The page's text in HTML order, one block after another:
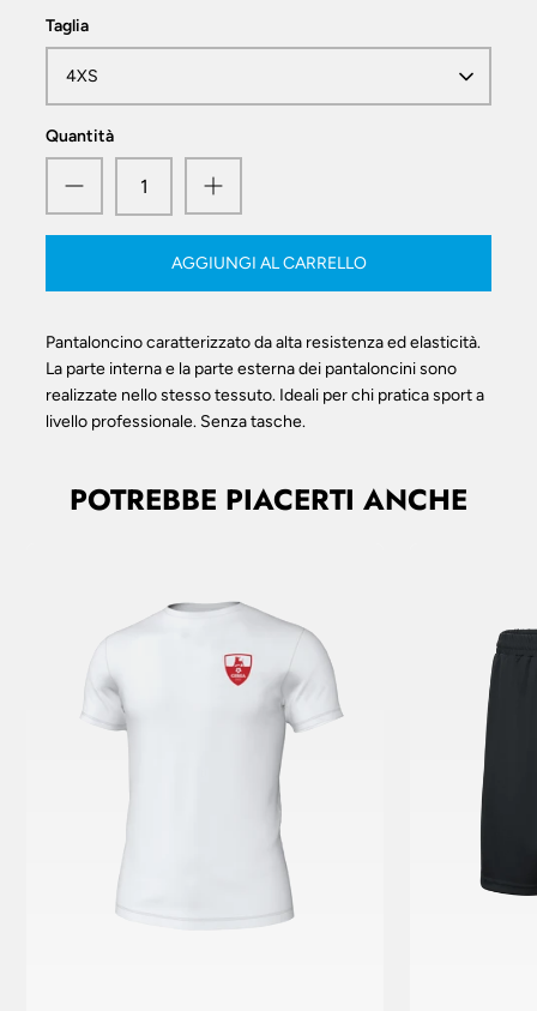
Taglia
4XS
Quantità
AGGIUNGI AL CARRELLO
Pantaloncino caratterizzato da alta resistenza ed elasticità.
La parte interna e la parte esterna dei pantaloncini sono
realizzate nello stesso tessuto. Ideali per chi pratica sport a
livello professionale. Senza tasche.
POTREBBE PIACERTI ANCHE